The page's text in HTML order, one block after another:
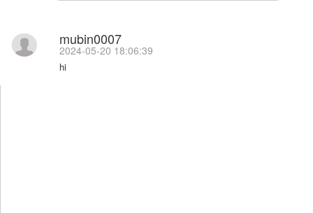
mubin0007
2024-05-20 18:06:39
hi